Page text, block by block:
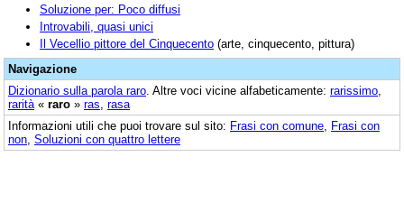
Soluzione per: Poco diffusi
Introvabili, quasi unici
Il Vecellio pittore del Cinquecento (arte, cinquecento, pittura)
Navigazione
Dizionario sulla parola raro . Altre voci vicine alfabeticamente: rarissimo
rarità « raro » ras rasa
Informazioni utili che puoi trovare sul sito: Frasi con comune Frasi con
non Soluzioni con quattro lettere